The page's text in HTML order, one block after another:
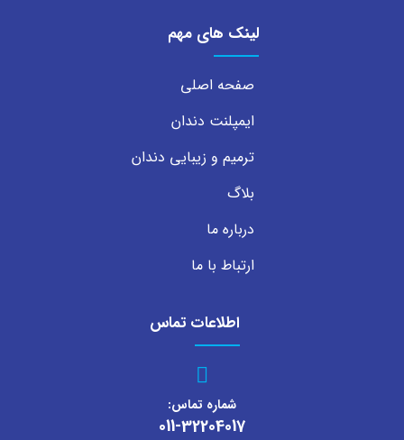
لینک های مهم
صفحه اصلی
ایمپلنت دندان
ترمیم و زیبایی دندان
بلاگ
درباره ما
ارتباط با ما
اطلاعات تماس
شماره تماس:
011-32204017